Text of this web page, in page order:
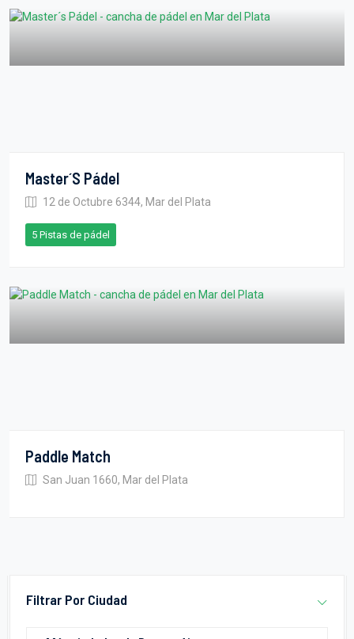
Filtrar Por Ciudad
Master´s Pádel
12 de Octubre 6344, Mar del Plata
5 Pistas de pádel
Paddle Match
San Juan 1660, Mar del Plata